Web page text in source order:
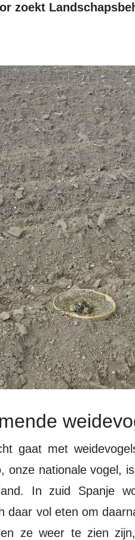
zoekt
onze nationale vogel,
In zuid Spanje
daar vol eten om
ze weer te zien